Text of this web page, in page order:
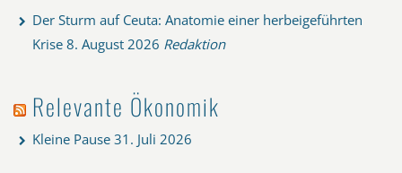
Der Sturm auf Ceuta: Anatomie einer herbeigeführten
Krise 8. August 2026 Redaktion
Relevante Ökonomik
Kleine Pause 31. Juli 2026